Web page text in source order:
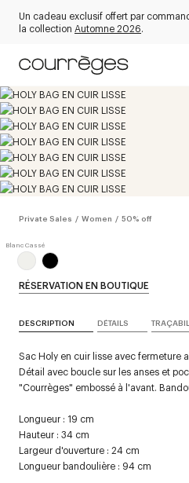
Un cadeau exclusif offert par
la collection Automne 2026.
Private Sales / Women / 50% off
RÉSERVATION EN BOUTIQUE
DESCRIPTION DÉTAILS
Sac Holy en cuir lisse avec fermeture
Détail avec boucle sur les anses et
"Courrèges" embossé à l'avant.
Longueur : 19 cm
Hauteur : 34 cm
Largeur d'ouverture : 24 cm
Longueur bandoulière : 94 cm